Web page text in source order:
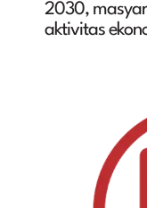
2030,
aktivitas